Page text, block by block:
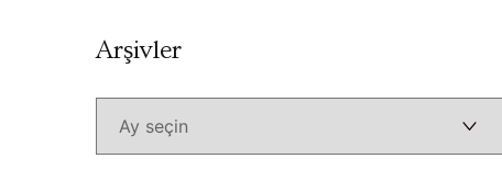
ArşivlerArşivler